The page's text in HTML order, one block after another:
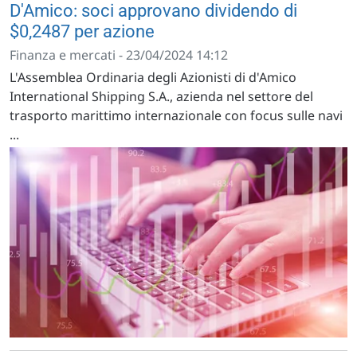
D'Amico: soci approvano dividendo di
$0,2487 per azione
Finanza e mercati - 23/04/2024 14:12
L'Assemblea Ordinaria degli Azionisti di d'Amico
International Shipping S.A., azienda nel settore del
trasporto marittimo internazionale con focus sulle navi
...